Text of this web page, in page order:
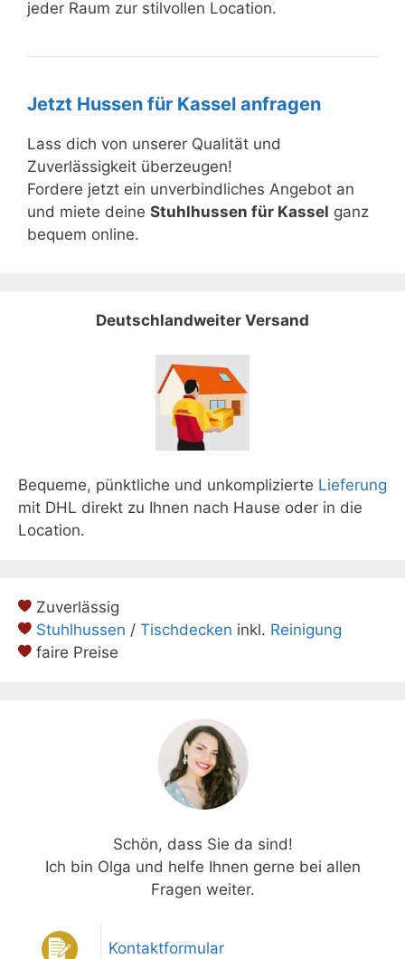
jeder Raum zur stilvollen Location.
Jetzt Hussen für Kassel anfragen
Lass dich von unserer Qualität und
Zuverlässigkeit überzeugen!
Fordere jetzt ein unverbindliches Angebot an
und miete deine Stuhlhussen für Kassel ganz
bequem online.
Deutschlandweiter Versand
Bequeme, pünktliche und unkomplizierte Lieferung
mit DHL direkt zu Ihnen nach Hause oder in die
Location.
Zuverlässig
Stuhlhussen / Tischdecken inkl. Reinigung
faire Preise
Schön, dass Sie da sind!
Ich bin Olga und helfe Ihnen gerne bei allen
Fragen weiter.
Kontaktformular